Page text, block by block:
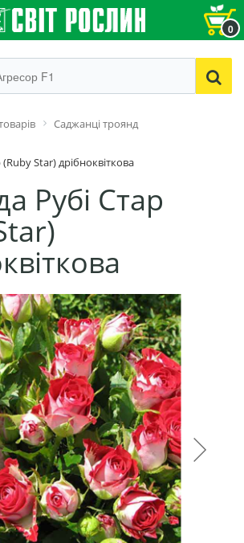
0
Cаджанці троянд
Star) дрібноквіткова
Рубі Стар